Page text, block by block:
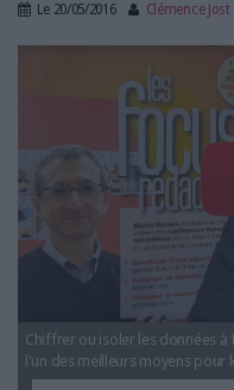
LE MAGAZINE
LES BASES DE DONNÉES
L'ESPACE EMPLOI
L'AGENDA
L'ANNUAIRE DES ACTEURS
LES SUPPLÉMENTS
NOS OFFRES
Le 20/05/2016 Clémence Jost
Video Alain
Chiffrer ou isoler les données à
l'un des meilleurs moyens pour